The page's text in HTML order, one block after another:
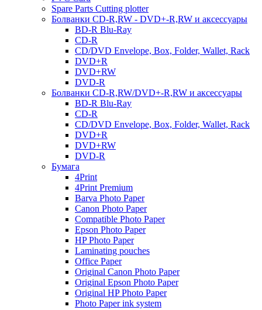
Spare Parts Cutting plotter
Болванки CD-R,RW - DVD+-R,RW и аксессуары
BD-R Blu-Ray
CD-R
CD/DVD Envelope, Box, Folder, Wallet, Rack
DVD+R
DVD+RW
DVD-R
Болванки CD-R,RW/DVD+-R,RW и аксессуары
BD-R Blu-Ray
CD-R
CD/DVD Envelope, Box, Folder, Wallet, Rack
DVD+R
DVD+RW
DVD-R
Бумага
4Print
4Print Premium
Barva Photo Paper
Canon Photo Paper
Compatible Photo Paper
Epson Photo Paper
HP Photo Paper
Laminating pouches
Office Paper
Original Canon Photo Paper
Original Epson Photo Paper
Original HP Photo Paper
Photo Paper ink system